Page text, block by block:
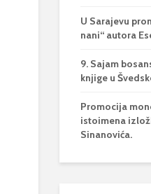
U Sarajevu
nani“ autora
9. Sajam
knjige u
Promocija
istoimena
Sinanovića.